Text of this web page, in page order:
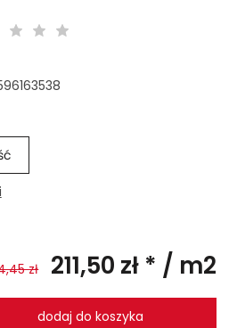
zł 211,50 zł * / m2
dodaj do koszyka